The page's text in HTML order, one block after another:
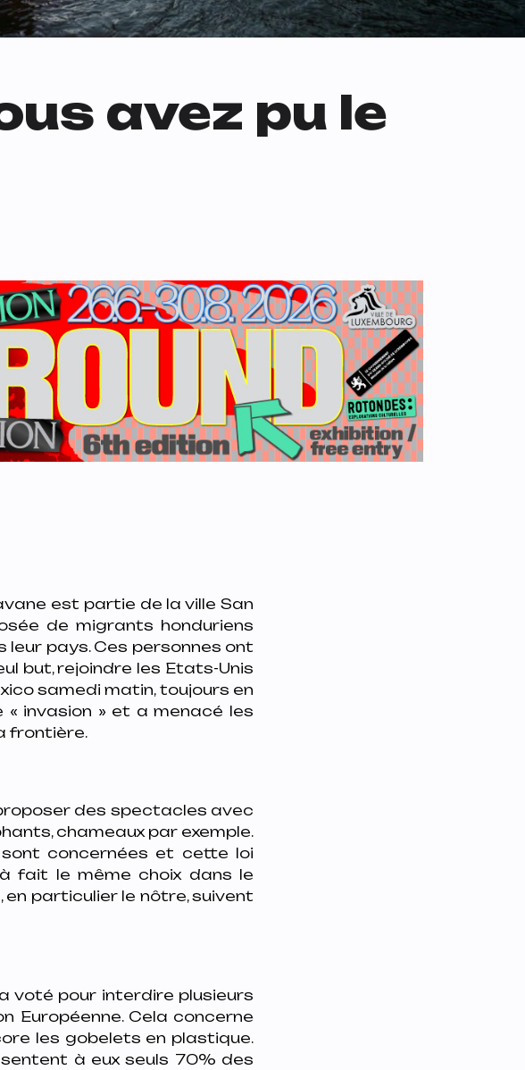
avez pu le
est partie de la ville San
de migrants honduriens
pays. Ces personnes ont
but, rejoindre les Etats-Unis
samedi matin, toujours en
« invasion » et a menacé les
frontière.
des spectacles avec
chameaux par exemple.
concernées et cette loi
fait le même choix dans le
en particulier le nôtre, suivent
voté pour interdire plusieurs
Européenne. Cela concerne
les gobelets en plastique.
à eux seuls 70% des